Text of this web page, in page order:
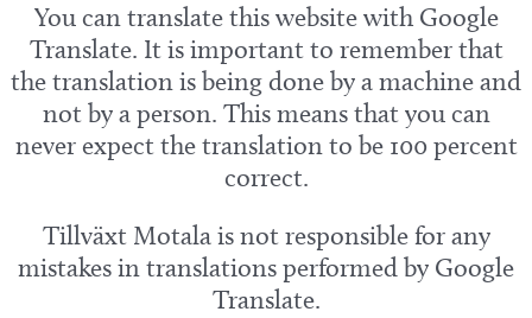
You can translate this website with Google
Translate. It is important to remember that
the translation is being done by a machine and
not by a person. This means that you can
never expect the translation to be 100 percent
correct.
Tillväxt Motala is not responsible for any
mistakes in translations performed by Google
Translate.